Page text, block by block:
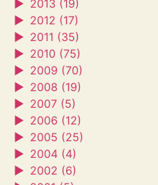
► 2013 (19)
► 2012 (17)
► 2011 (35)
► 2010 (75)
► 2009 (70)
► 2008 (19)
► 2007 (5)
► 2006 (12)
► 2005 (25)
► 2004 (4)
► 2002 (6)